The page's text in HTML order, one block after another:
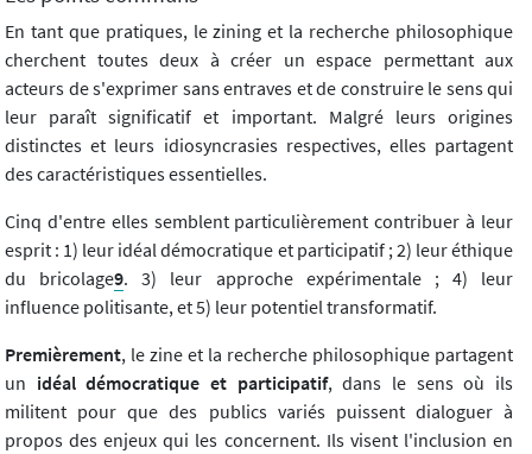
En tant que pratiques, le zining et la recherche philosophique
cherchent toutes deux à créer un espace permettant aux
acteurs de s'exprimer sans entraves et de construire le sens qui
leur paraît significatif et important. Malgré leurs origines
distinctes et leurs idiosyncrasies respectives, elles partagent
des caractéristiques essentielles.
Cinq d'entre elles semblent particulièrement contribuer à leur
esprit : 1) leur idéal démocratique et participatif ; 2) leur éthique
du bricolage9. 3) leur approche expérimentale ; 4) leur
influence politisante, et 5) leur potentiel transformatif.
Premièrement, le zine et la recherche philosophique partagent
un idéal démocratique et participatif, dans le sens où ils
militent pour que des publics variés puissent dialoguer à
propos des enjeux qui les concernent. Ils visent l'inclusion en